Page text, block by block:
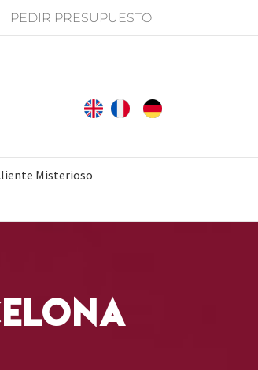
PEDIR PRESUPUESTO
Misterioso